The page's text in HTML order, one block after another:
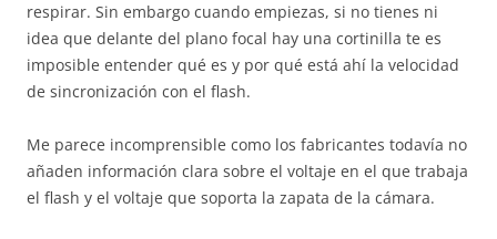
respirar. Sin embargo cuando empiezas, si no tienes ni
idea que delante del plano focal hay una cortinilla te es
imposible entender qué es y por qué está ahí la velocidad
de sincronización con el flash.
Me parece incomprensible como los fabricantes todavía no
añaden información clara sobre el voltaje en el que trabaja
el flash y el voltaje que soporta la zapata de la cámara.